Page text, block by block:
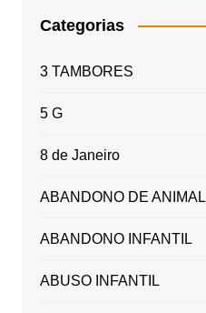
Categorias
3 TAMBORES
5 G
8 de Janeiro
ABANDONO DE ANIMAL
ABANDONO INFANTIL
ABUSO INFANTIL